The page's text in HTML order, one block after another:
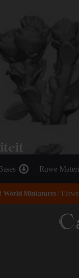
Ruwe
World Miniatures/